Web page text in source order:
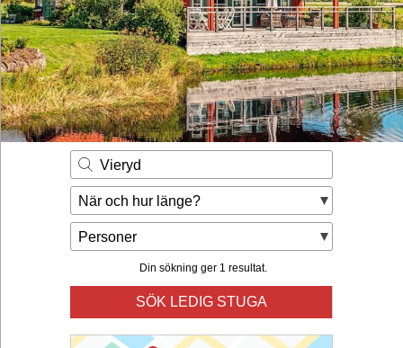
Inspiration
Kontakt
Husägare
Se hur mycket du kan tjäna
Räkna ut din
hyresintäkt
Vieryd
När och hur länge?
Personer
Din sökning ger 1 resultat.
SÖK LEDIG STUGA